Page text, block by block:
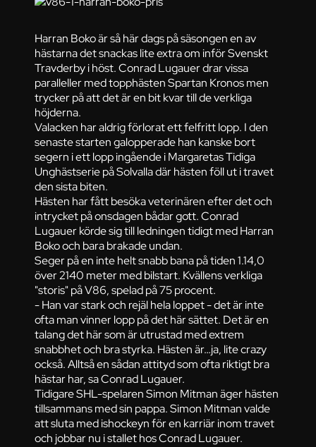
Harran Boko är så här dags på säsongen en av
hästarna det snackas lite extra om inför Svenskt
Travderby i höst. Conrad Lugauer drar vissa
paralleller med topphästen Spartan Kronos men
trycker på att det är en bit kvar till de verkliga
höjderna.
Valacken har aldrig förlorat ett felfritt lopp. I den
senaste starten galopperade han kanske bort
segern i ett lopp ingående i Margaretas Tidiga
Unghästserie på Solvalla där hästen föll ut i travet
den sista biten.
Hästen har fått besöka veterinären efter det och
intrycket på onsdagen bådar gott. Conrad
Lugauer körde sig till ledningen tidigt med Harran
Boko och bara brakade undan.
Seger på en inte helt snabb bana på tiden 1.14,0
över 2140 meter med bilstart. Kvällens verkliga
"storis" på V86, spelad på 75 procent.
- Han var stark och rejäl hela loppet - det är inte
ofta man vinner lopp på det här sättet. Det är en
talang det här som är utrustad med extrem
snabbhet och bra styrka. Hästen är…ja, lite crazy
också. Alltså en sådan attityd som ofta riktigt bra
hästar har, sa Conrad Lugauer.
Tidigare SHL-spelaren Simon Mitman äger hästen
tillsammans med sin pappa. Simon Mitman valde
att sluta med ishockeyn för en karriär inom travet
och jobbar nu i stallet hos Conrad Lugauer.